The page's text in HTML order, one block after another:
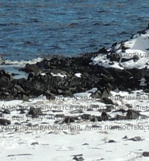
м, завершение установки антенн.
80 м;
30/40 м вертикалы;
Отсутствие прохождения, что
на Аляске до восхода в Европе.
получатся сами по себе.
как получится, не дефицит. Еще
прохождения, либо полностью,